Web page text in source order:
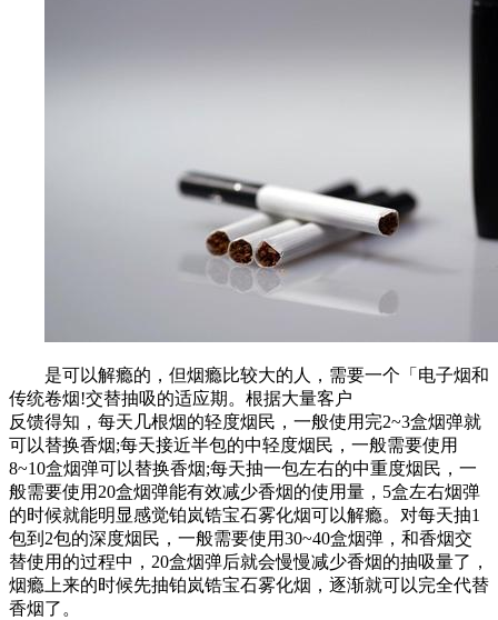
是可以解瘾的，但烟瘾比较大的人，需要一个「电子烟和
传统卷烟!交替抽吸的适应期。根据大量客户
反馈得知，每天几根烟的轻度烟民，一般使用完2~3盒烟弹就
可以替换香烟;每天接近半包的中轻度烟民，一般需要使用
8~10盒烟弹可以替换香烟;每天抽一包左右的中重度烟民，一
般需要使用20盒烟弹能有效减少香烟的使用量，5盒左右烟弹
的时候就能明显感觉铂岚锆宝石雾化烟可以解瘾。对每天抽1
包到2包的深度烟民，一般需要使用30~40盒烟弹，和香烟交
替使用的过程中，20盒烟弹后就会慢慢减少香烟的抽吸量了，
烟瘾上来的时候先抽铂岚锆宝石雾化烟，逐渐就可以完全代替
香烟了。